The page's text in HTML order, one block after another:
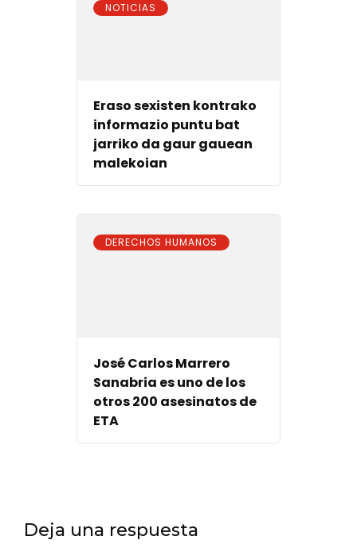
NOTICIAS
Eraso sexisten kontrako
informazio puntu bat
jarriko da gaur gauean
malekoian
DERECHOS HUMANOS
José Carlos Marrero
Sanabria es uno de los
otros 200 asesinatos de
ETA
Deja una respuesta